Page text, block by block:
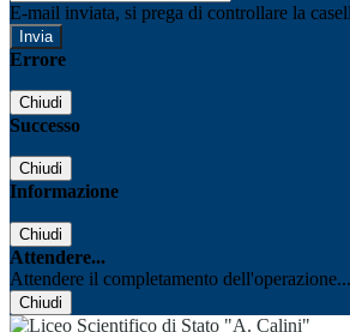
E-mail inviata, si prega di controllare la
Errore
Chiudi
Successo
Chiudi
Informazione
Chiudi
Attendere...
Attendere il completamento dell'operazione...
Chiudi